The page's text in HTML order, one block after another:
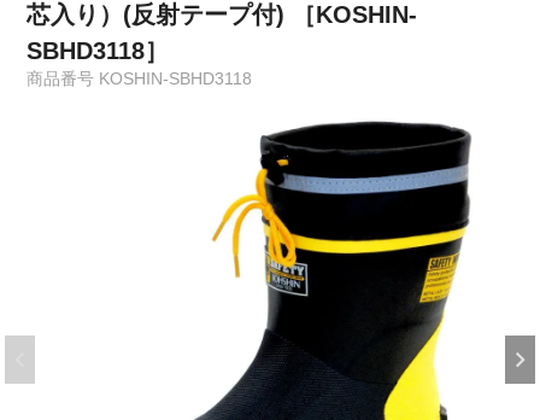
芯入り）(反射テープ付) ［KOSHIN-
SBHD3118］
商品番号 KOSHIN-SBHD3118